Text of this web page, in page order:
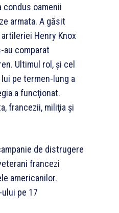
condus oamenii
armata. A găsit
Henry Knox
au comparat
Ultimul rol, şi cel
pe termen-lung a
a funcţionat.
francezii, miliţia şi
de distrugere
francezi
americanilor.
pe 17